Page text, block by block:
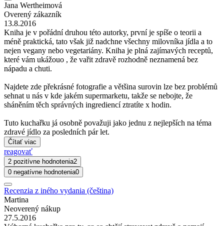
Jana Wertheimová
Overený zákazník
13.8.2016
Kniha je v pořádní druhou této autorky, první je spíše o teorii a
méně praktická, tato však již nadchne všechny milovníka jídla a to
nejen vegany nebo vegetariány. Kniha je plná zajímavých receptů,
které vám ukážouo , že vařit zdravě rozhodně neznamená bez
nápadu a chuti.
Najdete zde překrásné fotografie a většina surovin lze bez problémů
sehnat u nás v kde jakém supermarketu, takže se nebojte, že
sháněním těch správných ingrediencí ztratíte x hodin.
Tuto kuchařku já osobně považuji jako jednu z nejlepších na téma
zdravé jídlo za posledních pár let.
Čítať viac
reagovať
2 pozitívne hodnotenia2
0 negatívne hodnotenia0
Recenzia z iného vydania (čeština)
Martina
Neoverený nákup
27.5.2016